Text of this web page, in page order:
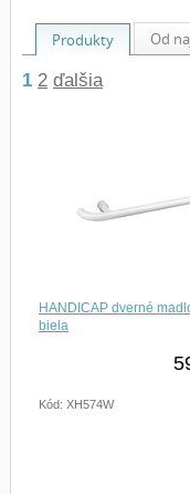
Produkty Od
1 2 ďalšia
HANDICAP dverné
biela
Kód: XH574W